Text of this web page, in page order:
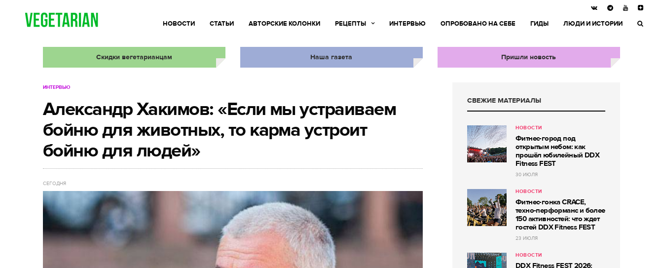
НОВОСТИ СТАТЬИ АВТОРСКИЕ КОЛОНКИ РЕЦЕПТЫ ИНТЕРВЬЮ ОПРОБОВАНО НА СЕБЕ ГИДЫ ЛЮДИ И ИСТОРИИ
Скидки вегетарианцам Наша газета Пришли новость
ИНТЕРВЬЮ
Александр Хакимов: «Если мы устраиваем
бойню для животных, то карма устроит
бойню для людей»
СЕГОДНЯ
СВЕЖИЕ МАТЕРИАЛЫ
НОВОСТИ
Фитнес-город под
открытым небом: как
прошёл юбилейный DDX
Fitness FEST
30 ИЮЛЯ
НОВОСТИ
Фитнес-гонка CRACE,
техно-перформанс и более
150 активностей: что ждет
гостей DDX Fitness FEST
23 ИЮЛЯ
НОВОСТИ
DDX Fitness FEST 2026: